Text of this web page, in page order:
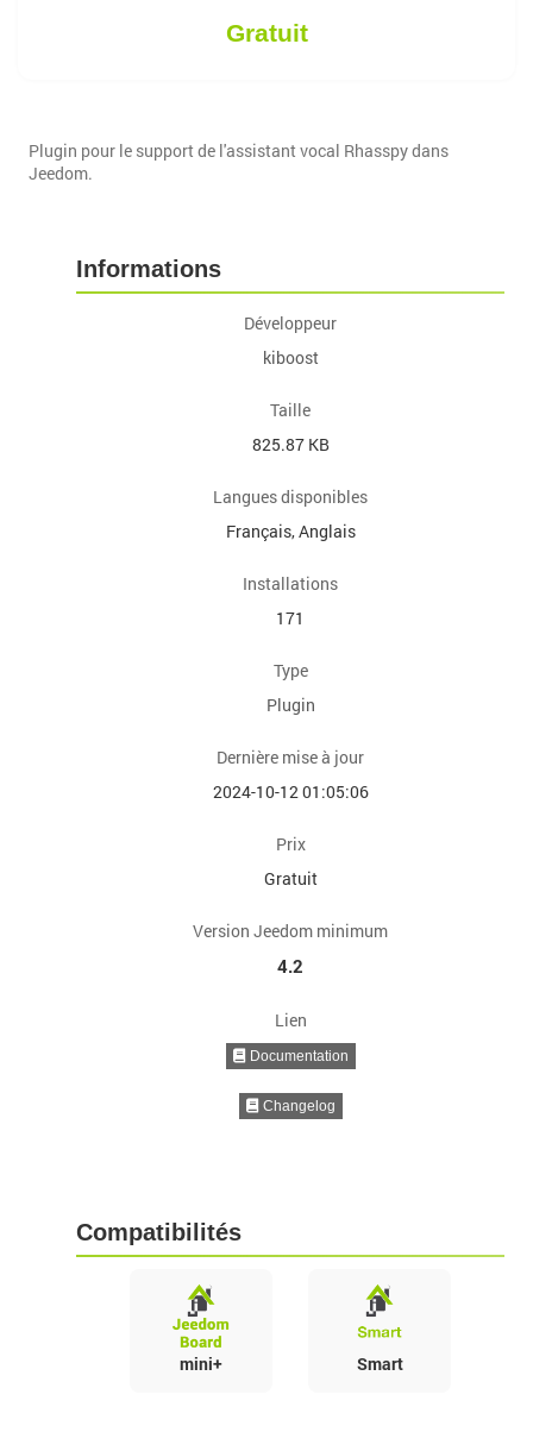
Gratuit
Plugin pour le support de l'assistant vocal Rhasspy dans
Jeedom.
Informations
Développeur
kiboost
Taille
825.87 KB
Langues disponibles
Français, Anglais
Installations
171
Type
Plugin
Dernière mise à jour
2024-10-12 01:05:06
Prix
Gratuit
Version Jeedom minimum
4.2
Lien
Documentation
Changelog
Compatibilités
mini+ Smart